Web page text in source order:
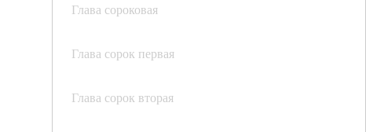
Глава сороковая
Глава сорок первая
Глава сорок вторая